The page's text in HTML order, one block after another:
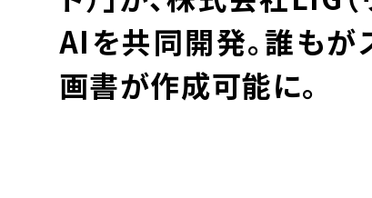
AIを共同開発。誰も
画書が作成可能に。